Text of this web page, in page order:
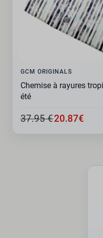
GCM ORIGINALS
Chemise à rayures
été
37.95 €20.87€